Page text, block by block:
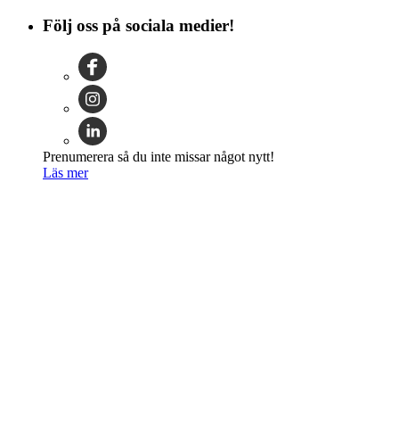
Följ oss på sociala medier!
Prenumerera så du inte missar något nytt!
Läs mer